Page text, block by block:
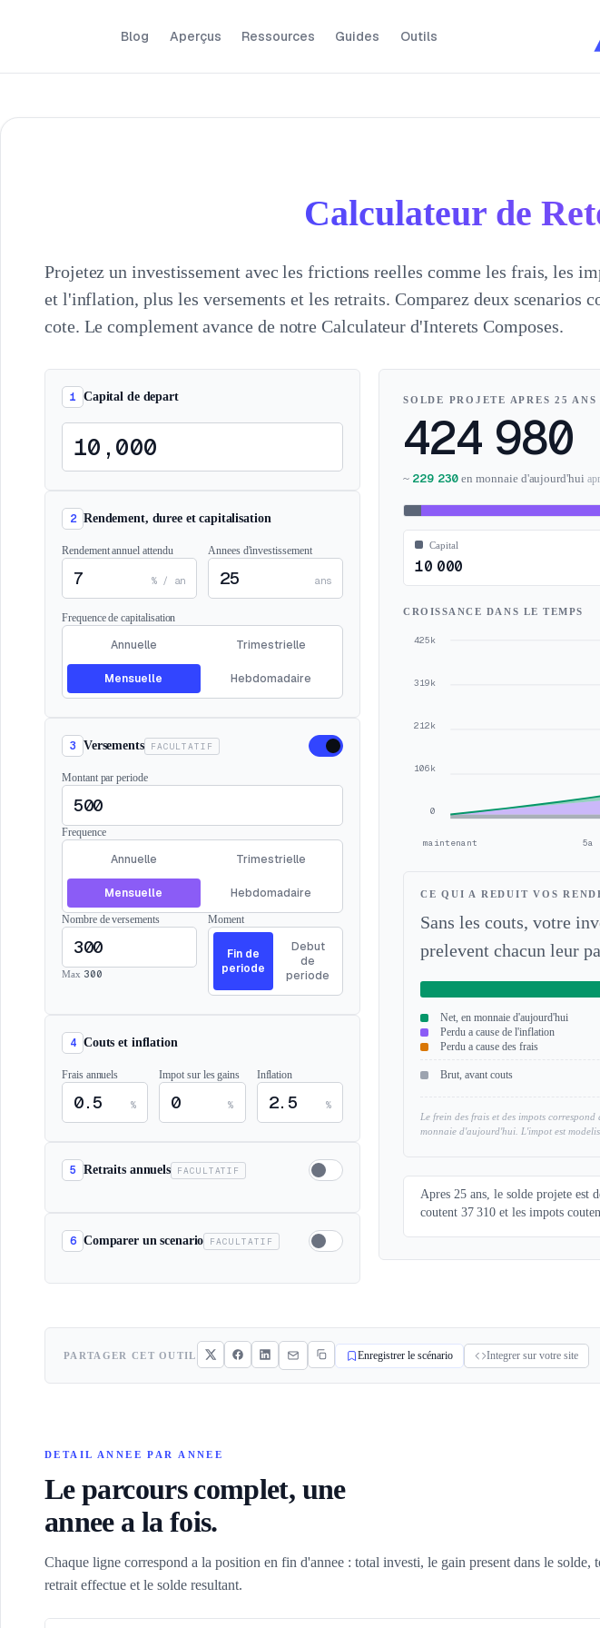
Blog Aperçus Ressources Guides Outils
Calculateur de
Projetez un investissement avec les frictions reelles comme les frais, les
et l'inflation, plus les versements et les retraits. Comparez deux scenarios
cote. Le complement avance de notre Calculateur d'Interets Composes.
1 Capital de depart
2 Rendement, duree et capitalisation
Rendement annuel attendu
% / an
Annees d'investissement
ans
Frequence de capitalisation
Annuelle Trimestrielle
Mensuelle Hebdomadaire
3 Versements FACULTATIF
Montant par periode
Frequence
Annuelle Trimestrielle
Mensuelle Hebdomadaire
Nombre de versements
Max 300
Moment
Fin de
periode
Debut
de
periode
4 Couts et inflation
Frais annuels
%
Impot sur les gains
%
Inflation
%
5 Retraits annuels FACULTATIF
6 Comparer un scenario FACULTATIF
SOLDE PROJETE APRES 25 ANS
424 980
~ 229 230 en monnaie d'aujourd'hui
Capital
10 000
CROISSANCE DANS LE TEMPS
425k
319k
212k
106k
0
maintenant 5a
CE QUI A REDUIT VOS
Sans les couts, votre
prelevent chacun leur
Net, en monnaie d'aujourd'hui
Perdu a cause de l'inflation
Perdu a cause des frais
Brut, avant couts
Le frein des frais et des impots
monnaie d'aujourd'hui. L'impot est
Apres 25 ans, le solde projete est
coutent 37 310 et les impots
PARTAGER CET OUTIL Enregistrer le scénario Integrer sur votre site
DETAIL ANNEE PAR ANNEE
Le parcours complet, une
annee a la fois.
Chaque ligne correspond a la position en fin d'annee : total investi, le gain present dans le solde,
retrait effectue et le solde resultant.